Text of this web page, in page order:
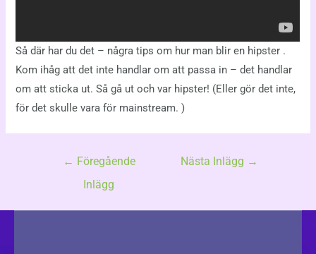
Så där har du det – några tips om hur man blir en hipster .
Kom ihåg att det inte handlar om att passa in – det handlar
om att sticka ut. Så gå ut och var hipster! (Eller gör det inte,
för det skulle vara för mainstream. )
← Föregående
Inlägg
Nästa Inlägg →